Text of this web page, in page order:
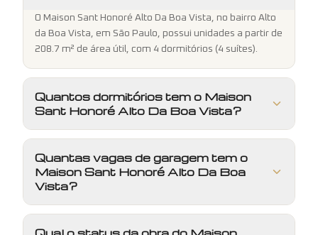
O Maison Sant Honoré Alto Da Boa Vista, no bairro Alto
da Boa Vista, em São Paulo, possui unidades a partir de
208.7 m² de área útil, com 4 dormitórios (4 suítes).
Quantos dormitórios tem o Maison
Sant Honoré Alto Da Boa Vista?
Quantas vagas de garagem tem o
Maison Sant Honoré Alto Da Boa
Vista?